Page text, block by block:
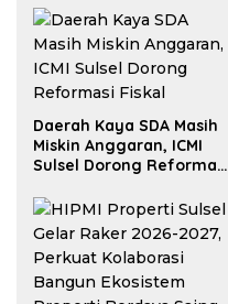
Daerah Kaya SDA Masih
Miskin Anggaran, ICMI
Sulsel Dorong Reformasi